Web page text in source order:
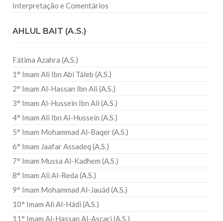
Interpretação e Comentários
AHLUL BAIT (A.S.)
Fátima Azahra (A.S.)
1° Imam Ali Ibn Abi Táleb (A.S.)
2° Imam Al-Hassan Ibn Ali (A.S.)
3° Imam Al-Hussein Ibn Ali (A.S.)
4° Imam Ali Ibn Al-Hussein (A.S.)
5° Imam Mohammad Al-Baqer (A.S.)
6° Imam Jaafar Assadeq (A.S.)
7° Imam Mussa Al-Kadhem (A.S.)
8° Imam Ali Al-Reda (A.S.)
9° Imam Mohammad Al-Jauád (A.S.)
10° Imam Ali Al-Hádi (A.S.)
11° Imam Al-Hassan Al-Ascari (A.S.)